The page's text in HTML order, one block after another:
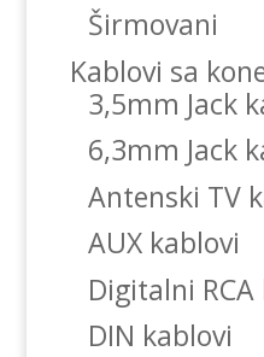
Širmovani
Kablovi sa
3,5mm Jack
6,3mm Jack
Antenski TV
AUX kablovi
Digitalni
DIN kablovi